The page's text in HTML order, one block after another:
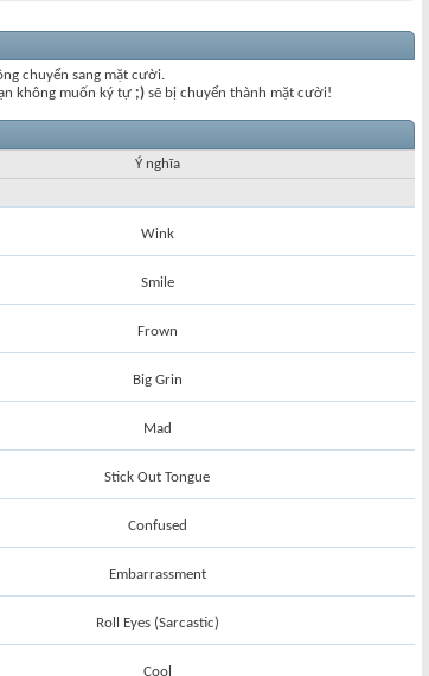
chuyển sang mặt cười.
không muốn ký tự ;) sẽ bị chuyển thành mặt cười!
Ý nghĩa
Wink
Smile
Frown
Big Grin
Mad
Stick Out Tongue
Confused
Embarrassment
Roll Eyes (Sarcastic)
Cool